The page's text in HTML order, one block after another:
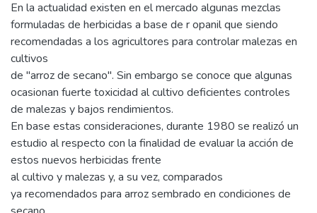
En la actualidad existen en el mercado algunas mezclas
formuladas de herbicidas a base de r opanil que siendo
recomendadas a los agricultores para controlar malezas en
cultivos
de "arroz de secano". Sin embargo se conoce que algunas
ocasionan fuerte toxicidad al cultivo deficientes controles
de malezas y bajos rendimientos.
En base estas consideraciones, durante 1980 se realizó un
estudio al respecto con la finalidad de evaluar la acción de
estos nuevos herbicidas frente
al cultivo y malezas y, a su vez, comparados
ya recomendados para arroz sembrado en condiciones de